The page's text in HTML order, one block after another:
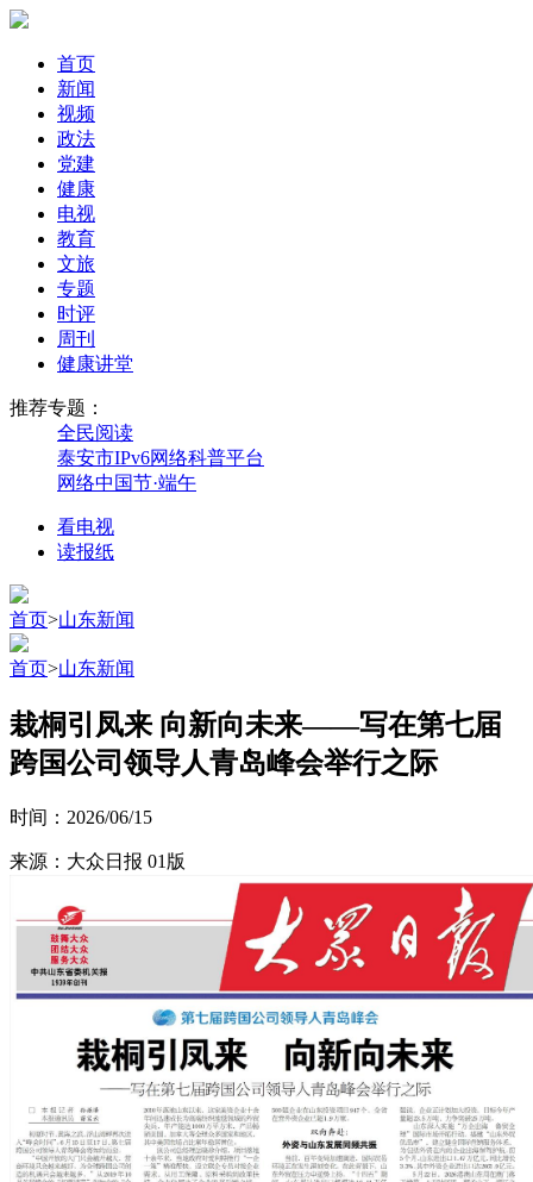
首页
新闻
视频
政法
党建
健康
电视
教育
文旅
专题
时评
周刊
健康讲堂
推荐专题：
全民阅读
泰安市IPv6网络科普平台
网络中国节·端午
看电视
读报纸
首页>山东新闻
首页>山东新闻
栽桐引凤来 向新向未来——写在第七届
跨国公司领导人青岛峰会举行之际
时间：2026/06/15
来源：大众日报 01版